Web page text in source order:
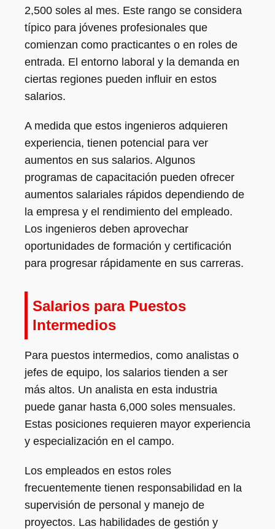
2,500 soles al mes. Este rango se considera
típico para jóvenes profesionales que
comienzan como practicantes o en roles de
entrada. El entorno laboral y la demanda en
ciertas regiones pueden influir en estos
salarios.
A medida que estos ingenieros adquieren
experiencia, tienen potencial para ver
aumentos en sus salarios. Algunos
programas de capacitación pueden ofrecer
aumentos salariales rápidos dependiendo de
la empresa y el rendimiento del empleado.
Los ingenieros deben aprovechar
oportunidades de formación y certificación
para progresar rápidamente en sus carreras.
Salarios para Puestos
Intermedios
Para puestos intermedios, como analistas o
jefes de equipo, los salarios tienden a ser
más altos. Un analista en esta industria
puede ganar hasta 6,000 soles mensuales.
Estas posiciones requieren mayor experiencia
y especialización en el campo.
Los empleados en estos roles
frecuentemente tienen responsabilidad en la
supervisión de personal y manejo de
proyectos. Las habilidades de gestión y